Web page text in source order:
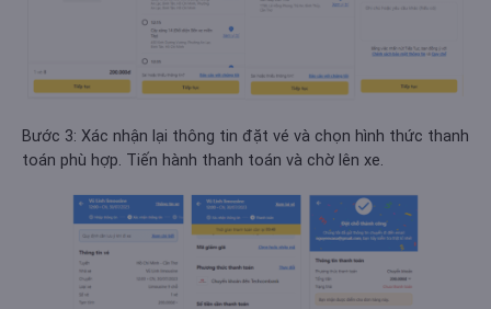
Bước 3: Xác nhận lại thông tin đặt vé và chọn hình thức thanh
toán phù hợp. Tiến hành thanh toán và chờ lên xe.